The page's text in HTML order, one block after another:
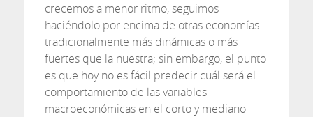
crecemos a menor ritmo, seguimos
haciéndolo por encima de otras economías
tradicionalmente más dinámicas o más
fuertes que la nuestra; sin embargo, el punto
es que hoy no es fácil predecir cuál será el
comportamiento de las variables
macroeconómicas en el corto y mediano